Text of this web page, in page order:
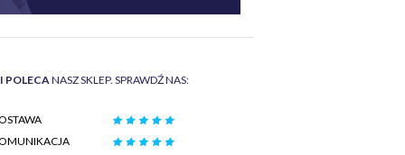
POLECANASZ SKLEP. SPRAWDŹ NAS: